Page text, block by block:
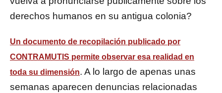
derechos humanos en su antigua colonia?
Un documento de recopilación publicado por
CONTRAMUTIS permite observar esa realidad en
toda su dimensión. A lo largo de apenas unas
semanas aparecen denuncias relacionadas